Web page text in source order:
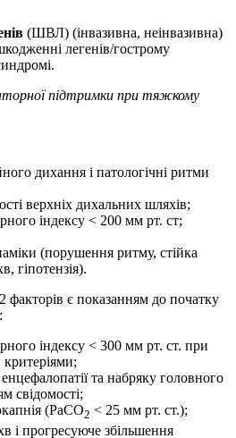
(ШВЛ) (інвазивна, неінвазивна)
легенів/гострому
підтримки при тяжкому
дихання і патологічні ритми
верхніх дихальних шляхів;
індексу < 200 мм рт. ст;
(порушення ритму, стійка
гіпотензія).
факторів є показанням до початку
індексу < 300 мм рт. ст. при
критеріями;
та набряку головного
свідомості;
(PaCO2 < 25 мм рт. ст.);
і прогресуюче збільшення